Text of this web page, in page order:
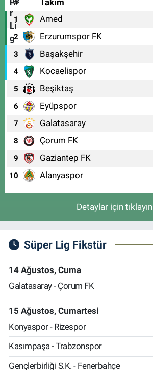
1 Amed
2 Erzurumspor FK
3 Başakşehir
4 Kocaelispor
5 Beşiktaş
6 Eyüpspor
7 Galatasaray
8 Çorum FK
9 Gaziantep FK
10 Alanyaspor
Detaylar için tıklayın
Süper Lig Fikstür
14 Ağustos, Cuma
Galatasaray - Çorum FK
15 Ağustos, Cumartesi
Konyaspor - Rizespor
Kasımpaşa - Trabzonspor
Gençlerbirliği S.K. - Fenerbahçe